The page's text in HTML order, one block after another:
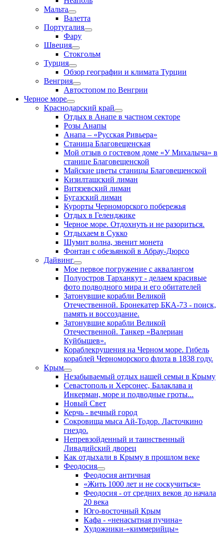
Мальта
Валетта
Португалия
Фару
Швеция
Стокгольм
Турция
Обзор географии и климата Турции
Венгрия
Автостопом по Венгрии
Черное море
Краснодарский край
Отдых в Анапе в частном секторе
Розы Анапы
Анапа – «Русская Ривьера»
Станица Благовещенская
Мой отзыв о гостевом доме «У Михалыча» в
станице Благовещенской
Майские цветы станицы Благовещенской
Кизилташский лиман
Витязевский лиман
Бугазский лиман
Курорты Черноморского побережья
Отдых в Геленджике
Черное море. Отдохнуть и не разориться.
Отдыхаем в Сукко
Шумит волна, звенит монета
Фонтан с обезьянкой в Абрау-Дюрсо
Дайвинг
Мое первое погружение с аквалангом
Полуостров Тарханкут - делаем красивые
фото подводного мира и его обитателей
Затонувшие корабли Великой
Отечественной. Бронекатер БКА-73 - поиск,
память и воссоздание.
Затонувшие корабли Великой
Отечественной. Танкер «Валериан
Куйбышев».
Кораблекрушения на Черном море. Гибель
кораблей Черноморского флота в 1838 году.
Крым
Незабываемый отдых нашей семьи в Крыму
Севастополь и Херсонес, Балаклава и
Инкерман, море и подводные гроты...
Новый Свет
Керчь - вечный город
Сокровища мыса Ай-Тодор. Ласточкино
гнездо.
Непревзойденный и таинственный
Ливадийский дворец
Как отдыхали в Крыму в прошлом веке
Феодосия
Феодосия античная
«Жить 1000 лет и не соскучиться»
Феодосия - от средних веков до начала
20 века
Юго-восточный Крым
Кафа - «ненасытная пучина»
Художники-«киммерийцы»